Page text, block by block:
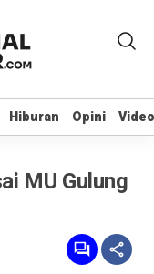
Hiburan Opini Video
Hiburan Opini Video
MU Gulung